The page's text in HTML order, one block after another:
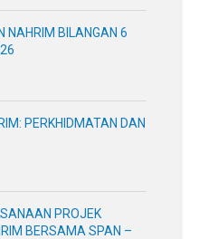
NAHRIM BILANGAN 6
PERKHIDMATAN DAN
PROJEK
BERSAMA SPAN –